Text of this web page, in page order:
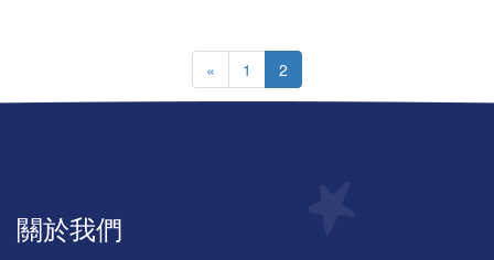
« 1 2
關於我們